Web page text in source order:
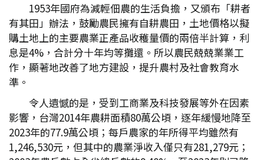
1953年國府為減輕佃農的生活負擔，又頒布「耕者
有其田」辦法，鼓勵農民擁有自耕農田，土地價格以擬
購土地上的主要農業正產品收穫量價的兩倍半計算，利
息是4%，合計分十年均等攤還。所以農民兢兢業業工
作，顯著地改善了地方建設，提升農村及社會教育水
準。
令人遺憾的是，受到工商業及科技發展等外在因素
影響，台灣2014年農耕面積80萬公頃，逐年緩慢地降至
2023年的77.9萬公頃；每戶農家的年所得平均雖然有
1,246,530元，但其中的農業淨收入僅只有281,279元；